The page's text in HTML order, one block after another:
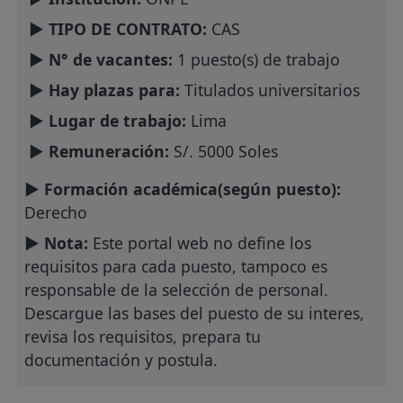
► TIPO DE CONTRATO: CAS
► N° de vacantes: 1 puesto(s) de trabajo
► Hay plazas para: Titulados universitarios
► Lugar de trabajo: Lima
► Remuneración: S/. 5000 Soles
► Formación académica(según puesto):
Derecho
► Nota: Este portal web no define los
requisitos para cada puesto, tampoco es
responsable de la selección de personal.
Descargue las bases del puesto de su interes,
revisa los requisitos, prepara tu
documentación y postula.